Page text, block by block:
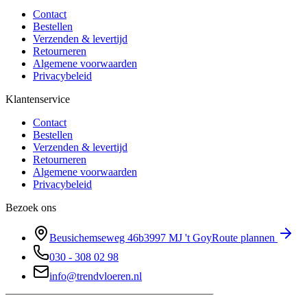
Contact
Bestellen
Verzenden & levertijd
Retourneren
Algemene voorwaarden
Privacybeleid
Klantenservice
Contact
Bestellen
Verzenden & levertijd
Retourneren
Algemene voorwaarden
Privacybeleid
Bezoek ons
Beusichemseweg 46b3997 MJ 't GoyRoute plannen
030 - 308 02 98
info@trendvloeren.nl